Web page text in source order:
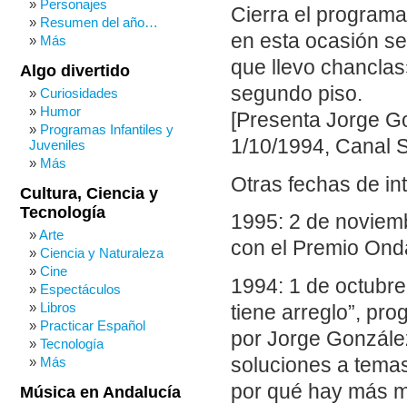
Cierra el
en esta ocasión
que llevo
segundo piso.
[Presenta Jorge
1/10/1994, Canal
Otras fechas de
1995: 2 de
con el Premio
1994: 1 de
tiene arreglo”,
por Jorge
soluciones a
por qué hay más
Personajes
Resumen del año…
Más
Algo divertido
Curiosidades
Humor
Programas Infantiles y
Juveniles
Más
Cultura, Ciencia y
Tecnología
Arte
Ciencia y Naturaleza
Cine
Espectáculos
Libros
Practicar Español
Tecnología
Más
Música en Andalucía